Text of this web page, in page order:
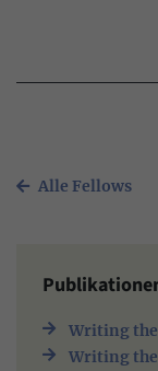
Alle Fellows
Writing
Writing